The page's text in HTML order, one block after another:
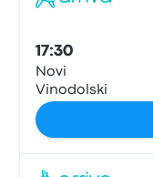
17:30
Novi
Vinodolski